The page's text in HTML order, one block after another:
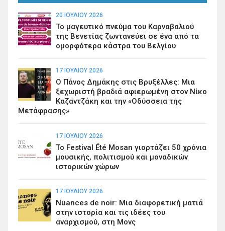
20 ΙΟΥΛΊΟΥ 2026
Το μαγευτικό πνεύμα του Καρναβαλιού
της Βενετίας ζωντανεύει σε ένα από τα
ομορφότερα κάστρα του Βελγίου
17 ΙΟΥΛΊΟΥ 2026
Ο Πάνος Δημάκης στις Βρυξέλλες: Μια
ξεχωριστή βραδιά αφιερωμένη στον Νίκο
Καζαντζάκη και την «Οδύσσεια της
Μετάφρασης»
17 ΙΟΥΛΊΟΥ 2026
Το Festival Été Mosan γιορτάζει 50 χρόνια
μουσικής, πολιτισμού και μοναδικών
ιστορικών χώρων
17 ΙΟΥΛΊΟΥ 2026
Nuances de noir: Μια διαφορετική ματιά
στην ιστορία και τις ιδέες του
αναρχισμού, στη Μονς